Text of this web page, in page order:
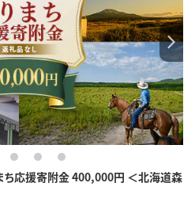
ち応援寄附金 400,000円 ＜北海道森
3 4 5